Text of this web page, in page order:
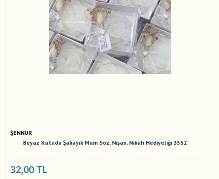
ŞENNUR
Beyaz Kutuda Şakayık Mum Söz, Nişan, Nikah Hediyeliği 3552
32,00 TL